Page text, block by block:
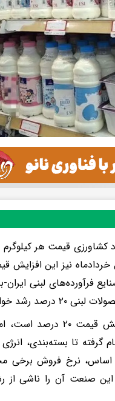
کشاورزی قیمت هر
تومان اعلام و از اول خردادماه نیز
فرآورده‌های لبنی
خواهد داشت.
در حالی که بر اساس اعلام این
تا بسته‌بندی،
نرخ فروش برخی
این صنعت آن را ناشی از